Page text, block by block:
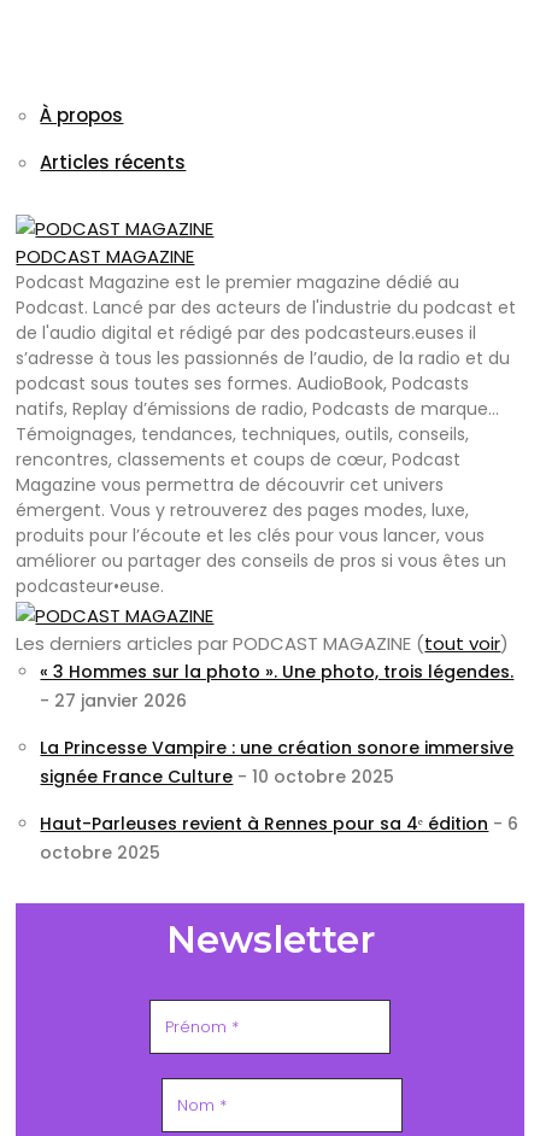
À propos
Articles récents
PODCAST MAGAZINE
Podcast Magazine est le premier magazine dédié au
Podcast. Lancé par des acteurs de l'industrie du podcast et
de l'audio digital et rédigé par des podcasteurs.euses il
s’adresse à tous les passionnés de l’audio, de la radio et du
podcast sous toutes ses formes. AudioBook, Podcasts
natifs, Replay d’émissions de radio, Podcasts de marque…
Témoignages, tendances, techniques, outils, conseils,
rencontres, classements et coups de cœur, Podcast
Magazine vous permettra de découvrir cet univers
émergent. Vous y retrouverez des pages modes, luxe,
produits pour l’écoute et les clés pour vous lancer, vous
améliorer ou partager des conseils de pros si vous êtes un
podcasteur•euse.
Les derniers articles par PODCAST MAGAZINE (tout voir)
« 3 Hommes sur la photo ». Une photo, trois légendes.
- 27 janvier 2026
La Princesse Vampire : une création sonore immersive
signée France Culture - 10 octobre 2025
Haut-Parleuses revient à Rennes pour sa 4ᵉ édition - 6
octobre 2025
Newsletter